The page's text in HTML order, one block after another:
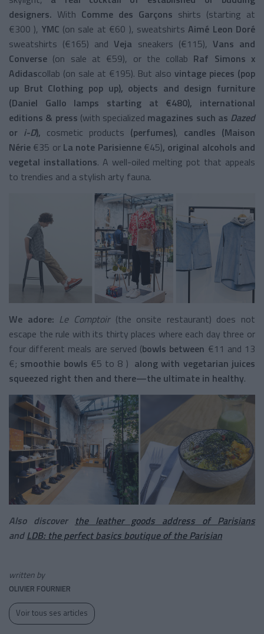
designers. With Comme des Garçons shirts (starting at
€300 ), YMC (on sale at €60 ), sweatshirtsAimé Leon Doré
sweatshirts (€165) andVeja sneakers (€115), Vans and
Converse (on sale at €59), or the collab Raf Simons x
Adidascollab (on sale at €195). But also vintage pieces (pop
up Brut Clothing pop up), objects and design furniture
(Daniel Gallo lamps starting at €480), international
editions & press (with specialized magazines such as Dazed
or i-D), cosmetic products (perfumes), candles (Maison
Nérie €35 or La note Parisienne€45), original alcohols and
vegetal installations. A well-oiled melting pot that appeals
to trendies and a stylish arty fauna.
We adore: Le Comptoir (the onsite restaurant) does not
escape the rule with its thirty places where each day three or
four different meals are served (bowls between €11 and 13
€; smoothie bowls €5 to 8 ) along with vegetarian juices
squeezed right then and there—the ultimate in healthy.
Also discover the leather goods address of Parisians
andLDB: the perfect basics boutique of the Parisian
written by
OLIVIER FOURNIER
Voir tous ses articles